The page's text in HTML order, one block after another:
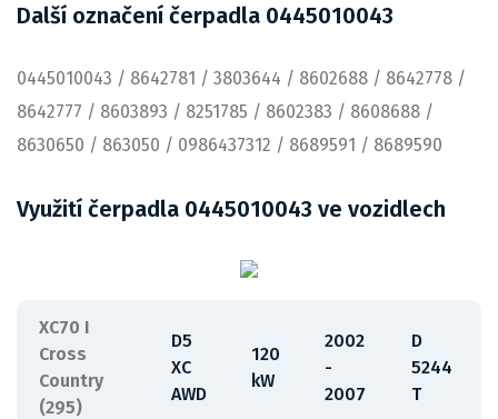
Další označení čerpadla 0445010043
0445010043 / 8642781 / 3803644 / 8602688 / 8642778 /
8642777 / 8603893 / 8251785 / 8602383 / 8608688 /
8630650 / 863050 / 0986437312 / 8689591 / 8689590
Využití čerpadla 0445010043 ve vozidlech
XC70 I
Cross
Country
(295)
D5
XC
AWD
120
kW
2002
-
2007
D
5244
T